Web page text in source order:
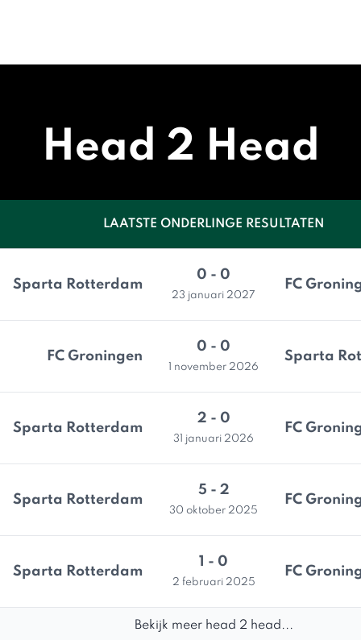
Head 2 Head
LAATSTE ONDERLINGE RESULTATEN
Sparta Rotterdam
0 - 0
23 januari 2027
FC
FC Groningen
0 - 0
1 november 2026
Sparta
Sparta Rotterdam
2 - 0
31 januari 2026
FC
Sparta Rotterdam
5 - 2
30 oktober 2025
FC
Sparta Rotterdam
1 - 0
2 februari 2025
FC
Bekijk meer head 2 head...